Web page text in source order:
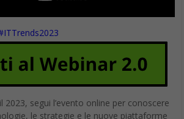
indispensabili per Android
per Android